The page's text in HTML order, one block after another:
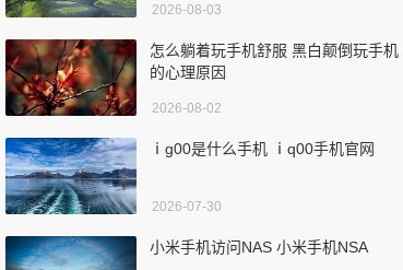
2026-08-03
怎么躺着玩手机舒服 黑白颠倒玩手机
的心理原因
2026-08-02
ⅰg00是什么手机 ⅰq00手机官网
2026-07-30
小米手机访问NAS 小米手机NSA